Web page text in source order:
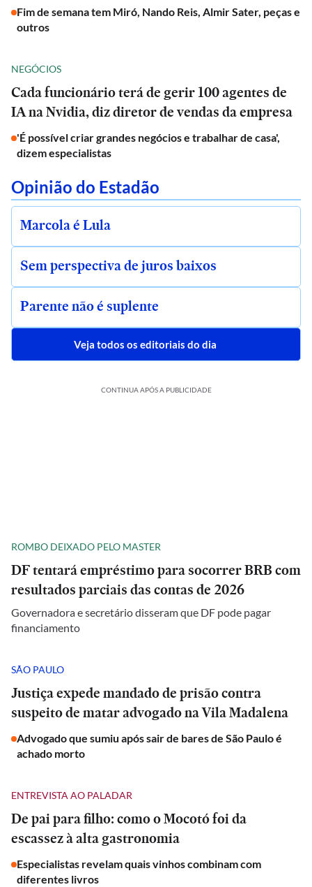
Fim de semana tem Miró, Nando Reis, Almir Sater, peças e
outros
NEGÓCIOS
Cada funcionário terá de gerir 100 agentes de
IA na Nvidia, diz diretor de vendas da empresa
'É possível criar grandes negócios e trabalhar de casa',
dizem especialistas
Opinião do Estadão
Marcola é Lula
Sem perspectiva de juros baixos
Parente não é suplente
Veja todos os editoriais do dia
CONTINUA APÓS A PUBLICIDADE
ROMBO DEIXADO PELO MASTER
DF tentará empréstimo para socorrer BRB com
resultados parciais das contas de 2026
Governadora e secretário disseram que DF pode pagar
financiamento
SÃO PAULO
Justiça expede mandado de prisão contra
suspeito de matar advogado na Vila Madalena
Advogado que sumiu após sair de bares de São Paulo é
achado morto
ENTREVISTA AO PALADAR
De pai para filho: como o Mocotó foi da
escassez à alta gastronomia
Especialistas revelam quais vinhos combinam com
diferentes livros